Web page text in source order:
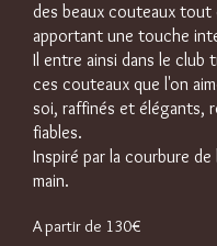
des beaux couteaux tout
apportant une touche
Il entre ainsi dans le club
ces couteaux que l'on
soi, raffinés et élégants,
fiables.
Inspiré par la courbure de
main.
A partir de 130€